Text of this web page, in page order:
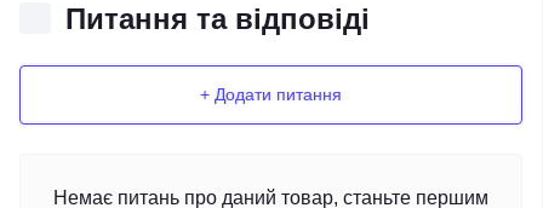
Питання та відповіді
+ Додати питання
Немає питань про даний товар, станьте першим